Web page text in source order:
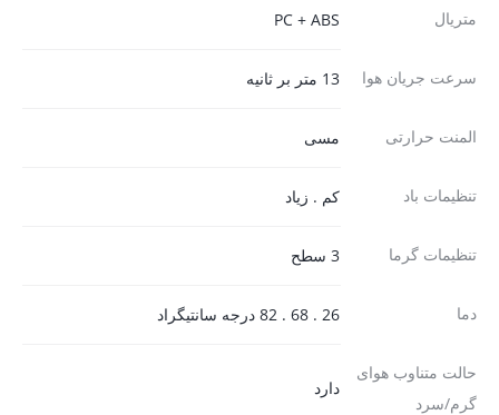
متریال PC + ABS
سرعت جریان هوا 13 متر بر ثانیه
المنت حرارتی مسی
تنظیمات باد کم . زیاد
تنظیمات گرما 3 سطح
دما 26 . 68 . 82 درجه سانتیگراد
حالت متناوب هوای
گرم/سرد
دارد